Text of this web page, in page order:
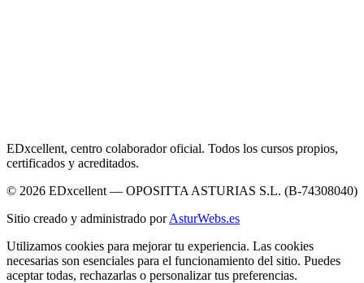
EDxcellent, centro colaborador oficial. Todos los cursos propios,
certificados y acreditados.
© 2026 EDxcellent — OPOSITTA ASTURIAS S.L. (B-74308040)
Sitio creado y administrado porAsturWebs.es
Utilizamos cookies para mejorar tu experiencia. Las cookies
necesarias son esenciales para el funcionamiento del sitio. Puedes
aceptar todas, rechazarlas o personalizar tus preferencias.